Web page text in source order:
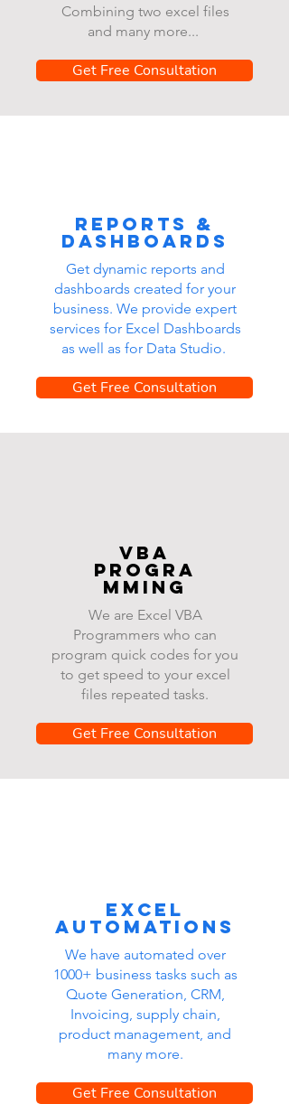
Combining two excel files
and many more...
Get Free Consultation
Reports &
dashboards
Get dynamic reports and
dashboards created for your
business. We provide expert
services for Excel Dashboards
as well as for Data Studio.
Get Free Consultation
VBA
progra
mming
We are Excel VBA
Programmers who can
program quick codes for you
to get speed to your excel
files repeated tasks.
Get Free Consultation
Excel
automations
We have automated over
1000+ business tasks such as
Quote Generation, CRM,
Invoicing, supply chain,
product management, and
many more.
Get Free Consultation